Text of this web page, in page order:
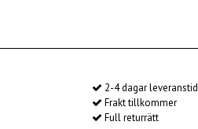
2-4 dagar leveranstid
Frakt tillkommer
Full returrätt